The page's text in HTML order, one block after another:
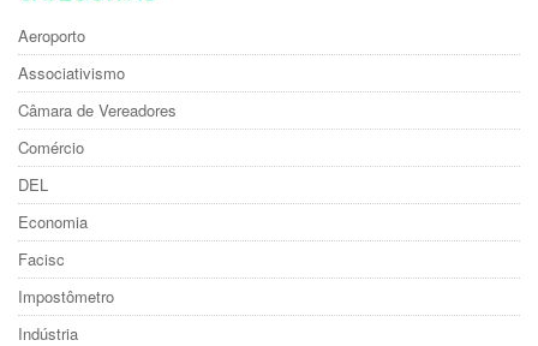
Aeroporto
Associativismo
Câmara de Vereadores
Comércio
DEL
Economia
Facisc
Impostômetro
Indústria